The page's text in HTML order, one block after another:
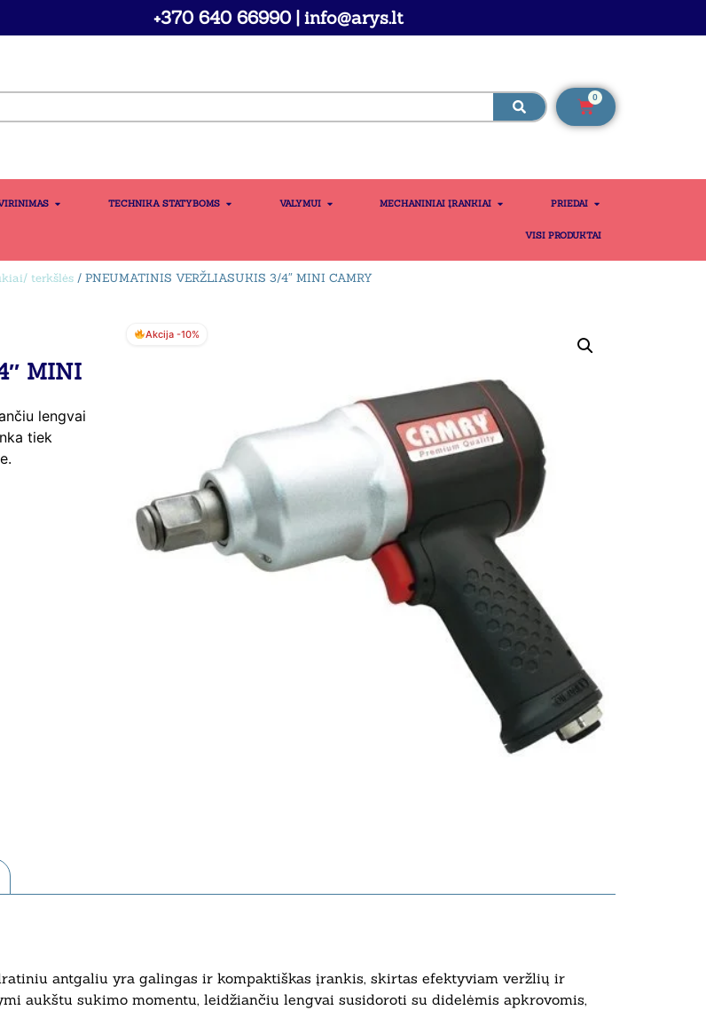
+370 640 66990 | info@arys.lt
0
TECHNIKA STATYBOMS VALYMUI MECHANINIAI ĮRANKIAI PRIEDAI
VISI PRODUKTAI
terkšlės / PNEUMATINIS VERŽLIASUKIS 3/4″ MINI CAMRY
MINI
lengvai
tiek
Akcija -10%
antgaliu yra galingas ir kompaktiškas įrankis, skirtas efektyviam veržlių ir
aukštu sukimo momentu, leidžiančiu lengvai susidoroti su didelėmis apkrovomis,